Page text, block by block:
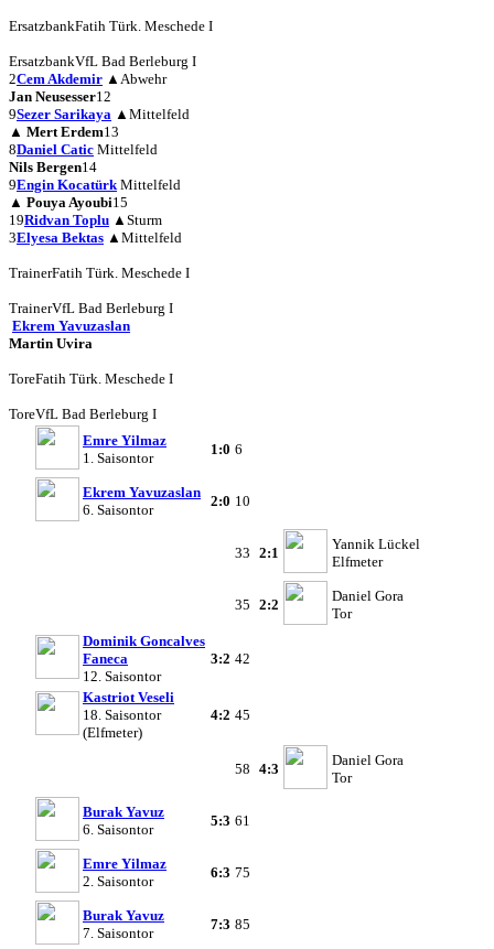
ErsatzbankFatih Türk. Meschede I
ErsatzbankVfL Bad Berleburg I
2Cem Akdemir ▲ Abwehr
Jan Neusesser12
9Sezer Sarikaya ▲ Mittelfeld
▲ Mert Erdem13
8Daniel Catic Mittelfeld
Nils Bergen14
9Engin Kocatürk Mittelfeld
▲ Pouya Ayoubi15
19Ridvan Toplu ▲ Sturm
3Elyesa Bektas ▲ Mittelfeld
TrainerFatih Türk. Meschede I
TrainerVfL Bad Berleburg I
Ekrem Yavuzaslan
Martin Uvira
ToreFatih Türk. Meschede I
ToreVfL Bad Berleburg I
Emre Yilmaz
1. Saisontor
1:0 6
Ekrem Yavuzaslan
6. Saisontor
2:0 10
33 2:1
Yannik Lückel
Elfmeter
35 2:2
Daniel Gora
Tor
Dominik Goncalves
Faneca
12. Saisontor
3:2 42
Kastriot Veseli
18. Saisontor
(Elfmeter)
4:2 45
58 4:3
Daniel Gora
Tor
Burak Yavuz
6. Saisontor
5:3 61
Emre Yilmaz
2. Saisontor
6:3 75
Burak Yavuz
7. Saisontor
7:3 85